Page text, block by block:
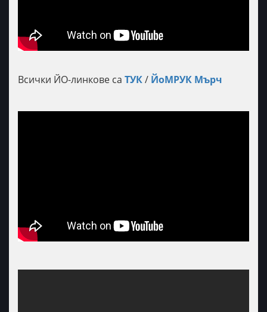
Всички ЙО-линкове са ТУК/ ЙоМРУК Мърч